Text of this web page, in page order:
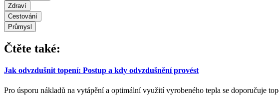
Zdraví
Cestování
Průmysl
Čtěte také:
Jak odvzdušnit topení: Postup a kdy odvzdušnění provést
Pro úsporu nákladů na vytápění a optimální využití vyrobeného tepla se doporučuje